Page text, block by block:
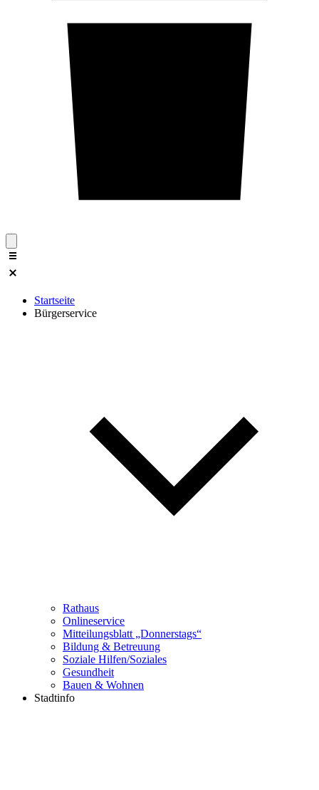
Startseite
Bürgerservice
Rathaus
Onlineservice
Mitteilungsblatt „Donnerstags“
Bildung & Betreuung
Soziale Hilfen/Soziales
Gesundheit
Bauen & Wohnen
Stadtinfo